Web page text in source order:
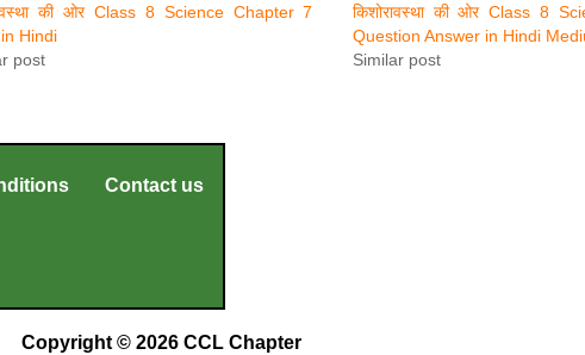
की ओर Class 8 Science Chapter 7
Hindi
post
किशोरावस्था की ओर Class 8
Question Answer in Hindi
Similar post
Contact us
Copyright © 2026 CCL Chapter